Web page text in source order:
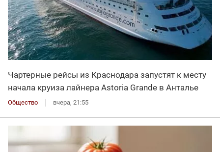
Чартерные рейсы из Краснодара запустят к месту
начала круиза лайнера Astoria Grande в Анталье
Общество вчера, 21:55